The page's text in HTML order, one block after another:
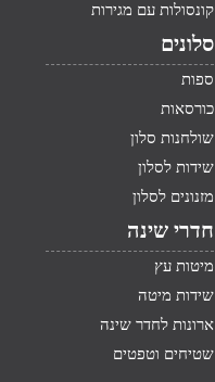
קונסולות עם מגירות
סלונים
ספות
כורסאות
שולחנות סלון
שידות לסלון
מזנונים לסלון
חדרי שינה
מיטות עץ
שידות מיטה
ארונות לחדר שינה
שטיחים וטפטים